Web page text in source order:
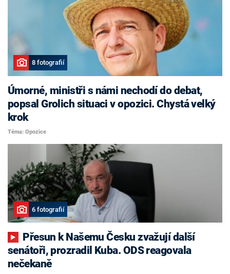
8 fotografií
Úmorné, ministři s námi nechodí do debat,
popsal Grolich situaci v opozici. Chystá velký
krok
Téma: Opozice
6 fotografií
senátoři, prozradil Kuba. ODS reagovala
nečekaně